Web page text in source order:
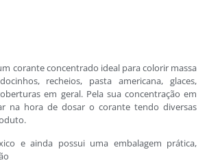
corante concentrado ideal para colorir massa
recheios, pasta americana, glaces,
em geral. Pela sua concentração em
na hora de dosar o corante tendo diversas
e ainda possui uma embalagem prática,